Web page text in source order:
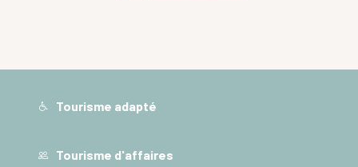
Tourisme adapté
Tourisme d'affaires